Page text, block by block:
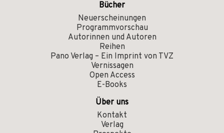
Bücher
Neuerscheinungen
Programmvorschau
Autorinnen und Autoren
Reihen
Pano Verlag – Ein Imprint von TVZ
Vernissagen
Open Access
E-Books
Über uns
Kontakt
Verlag